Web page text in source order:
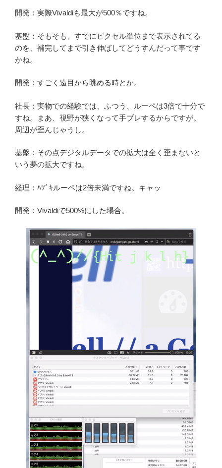
開発：実際Vivaldiも最大が500％ですね。
基盤：そもそも、すでにピクセル単位まで表示されてる
のを、補完してまで引き伸ばしてどうすんだって事です
かね。
開発：すごく遠目から眺める時とか。
社長：実物での経験では、ふつう、ルーペは3倍で十分で
すね。まあ、視野が狭くなって手ブレするからですが。
周辺が歪んじゃうし。
基盤：その点デジタルデータでの拡大は全く歪まないと
いう夢の拡大ですね。
経理：ﾊﾂﾞｷルーペは2倍未満ですね。キャッ
開発：Vivaldiで500%にした場合。